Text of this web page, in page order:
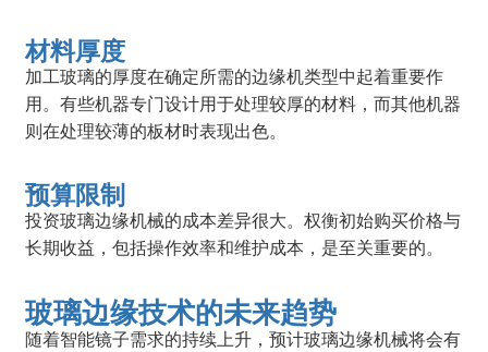
材料厚度
加工玻璃的厚度在确定所需的边缘机类型中起着重要作
用。有些机器专门设计用于处理较厚的材料，而其他机器
则在处理较薄的板材时表现出色。
预算限制
投资玻璃边缘机械的成本差异很大。权衡初始购买价格与
长期收益，包括操作效率和维护成本，是至关重要的。
玻璃边缘技术的未来趋势
随着智能镜子需求的持续上升，预计玻璃边缘机械将会有